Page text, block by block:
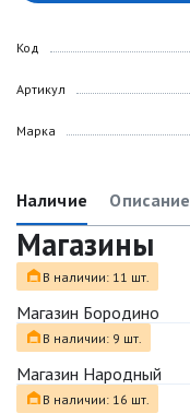
Код
Артикул
Марка
Наличие Описание
Магазины
В наличии: 11 шт.
Магазин Бородино
В наличии: 9 шт.
Магазин Народный
В наличии: 16 шт.